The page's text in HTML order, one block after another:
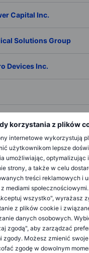
korzystania z plików
internetowe wykorzystują
użytkownikom lepsze
umożliwiając, optymalizując
strony, a także w celu
treści reklamowych i
z mediami
wszystko", wyrażasz
z plików cookie i
danych osobowych.
zgodą", aby zarządzać
zgody. Możesz zmienić
zgodę w dowolnym
Capital Inc.
Solutions Group
Devices Inc.
Inc.
AG
SA